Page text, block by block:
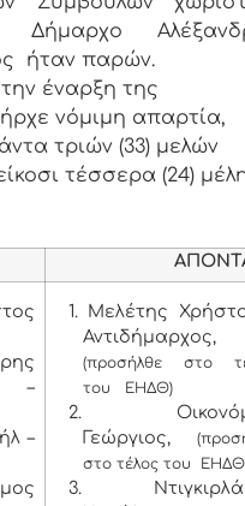
ήταν παρών.
έναρξη της
νόμιμη απαρτία,
τριών (33) μελών
τέσσερα (24)
–
–
1. Μελέτης
Αντιδήμαρχος,
(προσήλθε στο
του ΕΗΔΘ)
2.
Γεώργιος,
στο τέλος του
3.